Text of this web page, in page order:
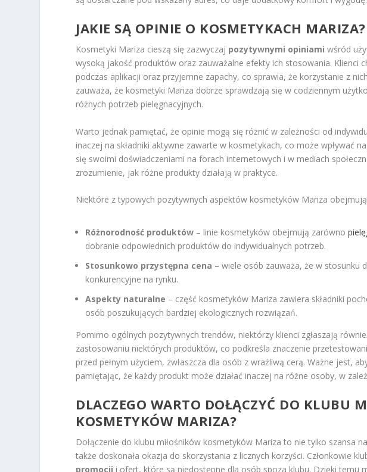
JAKIE SĄ OPINIE O KOSMETYKACH MARIZA?
Kosmetyki Mariza cieszą się zazwyczaj pozytywnymi opiniami wśród
wysoką jakość produktów oraz zauważalne efekty ich stosowania. Klienci
podczas aplikacji oraz przyjemne zapachy, co sprawia, że korzystanie z
zauważa, że kosmetyki Mariza dobrze sprawdzają się w codziennym
różnych potrzeb pielęgnacyjnych.
Warto jednak pamiętać, że opinie mogą się różnić w zależności od
inaczej na składniki aktywne zawarte w kosmetykach, co może wpływać
się swoimi doświadczeniami na forach internetowych i w mediach
zrozumienie, jak różne produkty działają w praktyce.
Niektóre z typowych pozytywnych aspektów kosmetyków Mariza
Różnorodność produktów – linie kosmetyków obejmują zarówno
dobranie odpowiednich produktów do indywidualnych potrzeb.
Stosunkowo przystępna cena – wiele osób zauważa, że w stosunku
konkurencyjne na rynku.
Aspekty naturalne – część kosmetyków Mariza zawiera składniki
osób poszukujących bardziej ekologicznych rozwiązań.
Pomimo ogólnych pozytywnych trendów, niektórzy klienci zgłaszają
zastosowaniu niektórych produktów, co podkreśla znaczenie
przed pełnym użyciem, zwłaszcza dla osób z wrażliwą cerą. Ważne jest,
pamiętając, że każdy produkt może działać inaczej na różne osoby, w
DLACZEGO WARTO DOŁĄCZYĆ DO KLUBU
KOSMETYKÓW MARIZA?
Dołączenie do klubu miłośników kosmetyków Mariza to nie tylko szansa
także doskonała okazja do skorzystania z licznych korzyści. Członkowie
promocji i ofert, które są niedostępne dla osób spoza klubu. Dzięki temu